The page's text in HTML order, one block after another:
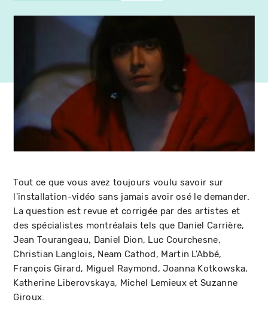
Tout ce que vous avez toujours voulu savoir sur
l'installation-vidéo sans jamais avoir osé le demander.
La question est revue et corrigée par des artistes et
des spécialistes montréalais tels que Daniel Carrière,
Jean Tourangeau, Daniel Dion, Luc Courchesne,
Christian Langlois, Neam Cathod, Martin L'Abbé,
François Girard, Miguel Raymond, Joanna Kotkowska,
Katherine Liberovskaya, Michel Lemieux et Suzanne
Giroux.